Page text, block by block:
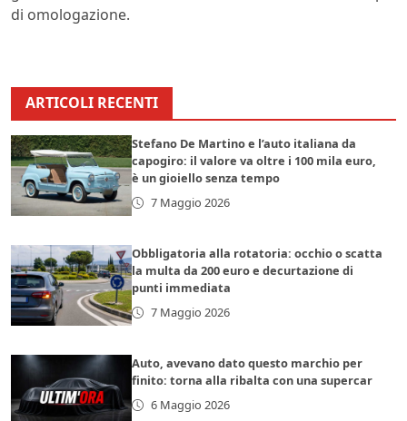
di omologazione.
ARTICOLI RECENTI
Stefano De Martino e l’auto italiana da
capogiro: il valore va oltre i 100 mila euro,
è un gioiello senza tempo
7 Maggio 2026
Obbligatoria alla rotatoria: occhio o scatta
la multa da 200 euro e decurtazione di
punti immediata
7 Maggio 2026
Auto, avevano dato questo marchio per
finito: torna alla ribalta con una supercar
6 Maggio 2026